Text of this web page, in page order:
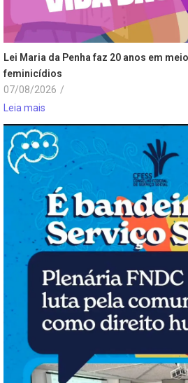
Lei Maria da Penha faz 20 anos em
feminicídios
07/08/2026 /
Leia mais